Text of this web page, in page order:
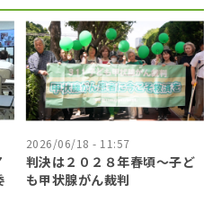
2026/06/18 - 11:57
判決は２０２８年春頃〜子ど
も甲状腺がん裁判